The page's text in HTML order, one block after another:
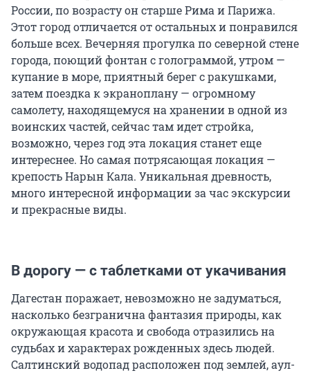
России, по возрасту он старше Рима и Парижа.
Этот город отличается от остальных и понравился
больше всех. Вечерняя прогулка по северной стене
города, поющий фонтан с голограммой, утром —
купание в море, приятный берег с ракушками,
затем поездка к экраноплану — огромному
самолету, находящемуся на хранении в одной из
воинских частей, сейчас там идет стройка,
возможно, через год эта локация станет еще
интереснее. Но самая потрясающая локация —
крепость Нарын Кала. Уникальная древность,
много интересной информации за час экскурсии
и прекрасные виды.
В дорогу — с таблетками от укачивания
Дагестан поражает, невозможно не задуматься,
насколько безгранична фантазия природы, как
окружающая красота и свобода отразились на
судьбах и характерах рожденных здесь людей.
Салтинский водопад расположен под землей, аул-